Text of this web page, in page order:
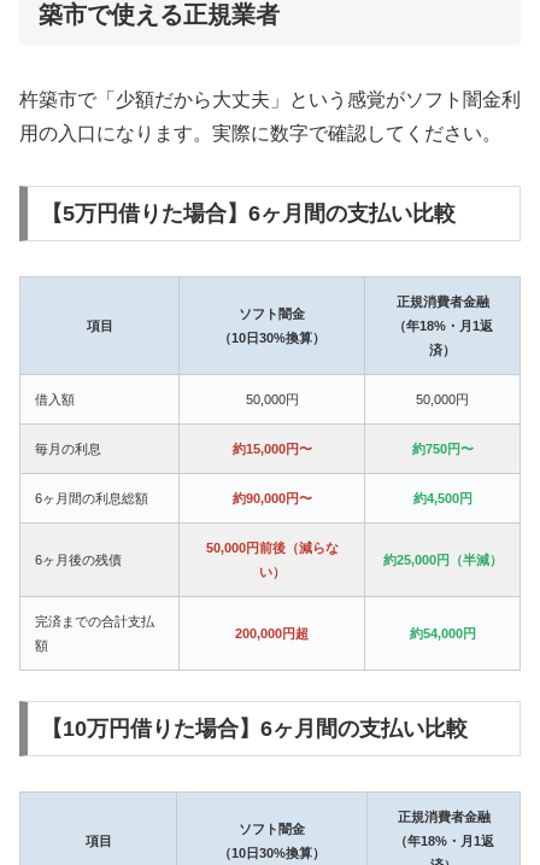
築市で使える正規業者
杵築市で「少額だから大丈夫」という感覚がソフト闇金利
用の入口になります。実際に数字で確認してください。
【5万円借りた場合】6ヶ月間の支払い比較
項目
ソフト闇金
（10日30%換算）
正規消費者金融
（年18%・月1返
済）
借入額 50,000円 50,000円
毎月の利息 約15,000円〜 約750円〜
6ヶ月間の利息総額 約90,000円〜 約4,500円
6ヶ月後の残債
50,000円前後（減らな
い）
約25,000円（半減）
完済までの合計支払
額
200,000円超 約54,000円
【10万円借りた場合】6ヶ月間の支払い比較
項目
ソフト闇金
（10日30%換算）
正規消費者金融
（年18%・月1返